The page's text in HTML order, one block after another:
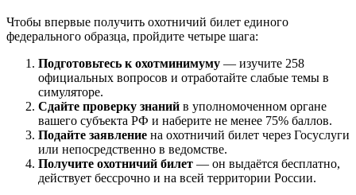
Чтобы впервые получить охотничий билет единого
федерального образца, пройдите четыре шага:
Подготовьтесь к охотминимуму — изучите 258
официальных вопросов и отработайте слабые темы в
симуляторе.
Сдайте проверку знаний в уполномоченном органе
вашего субъекта РФ и наберите не менее 75% баллов.
Подайте заявление на охотничий билет через Госуслуги
или непосредственно в ведомстве.
Получите охотничий билет — он выдаётся бесплатно,
действует бессрочно и на всей территории России.